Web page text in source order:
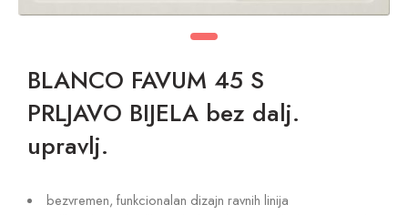
BLANCO FAVUM 45 S
PRLJAVO BIJELA bez dalj.
upravlj.
bezvremen, funkcionalan dizajn ravnih linija